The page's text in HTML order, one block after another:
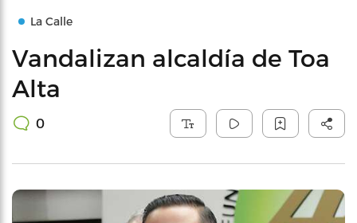
La Calle
Vandalizan alcaldía de Toa
Alta
0